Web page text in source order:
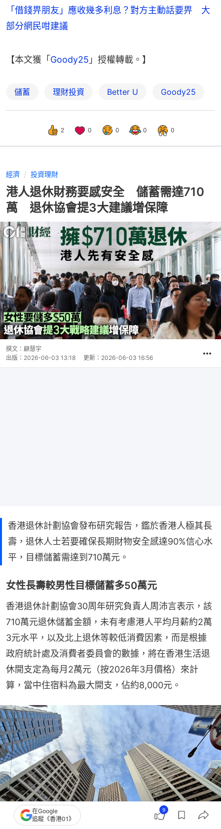
「借錢畀朋友」應收幾多利息？對方主動話要畀 大
部分網民咁建議
【本文獲「Goody25 」授權轉載。】
儲蓄 理財投資 Better U Goody25
2 0 0 0 0
經濟 投資理財
港人退休財務要感安全 儲蓄需達710
萬 退休協會提3大建議增保障
撰文： 顧慧宇
出版： 2026-06-03 13:18 更新： 2026-06-03 16:56
香港退休計劃協會發布研究報告，鑑於香港人極其長
壽，退休人士若要確保長期財物安全感達90%信心水
平，目標儲蓄需達到710萬元。
女性長壽較男性目標儲蓄多50萬元
香港退休計劃協會30周年研究負責人周沛言表示，該
710萬元退休儲蓄金額，未有考慮港人平均月薪約2萬
3元水平，以及北上退休等較低消費因素，而是根據
政府統計處及消費者委員會的數據，將在香港生活退
休開支定為每月2萬元（按2026年3月價格）來計
算，當中住宿料為最大開支，佔約8,000元。
在Google
追蹤《香港01》
9